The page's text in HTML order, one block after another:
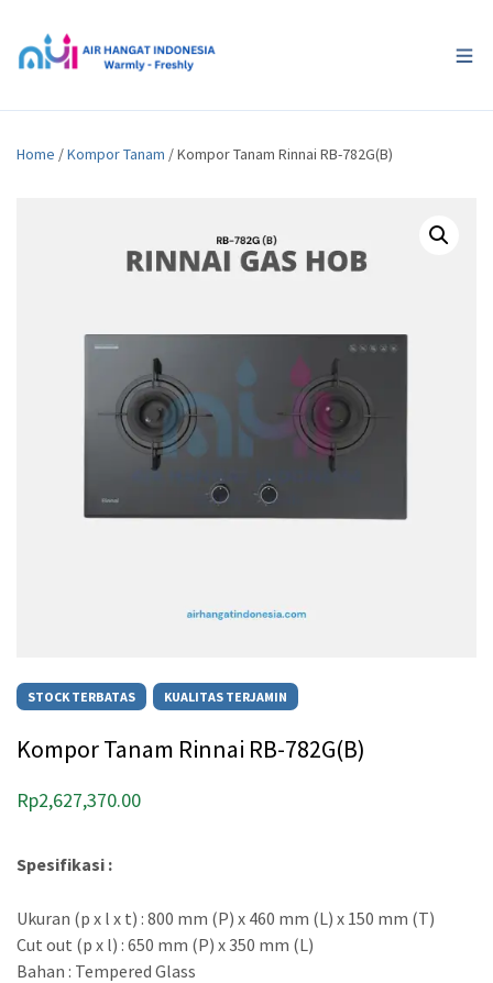
Home /Kompor Tanam / Kompor Tanam Rinnai RB-782G(B)
STOCK TERBATAS KUALITAS TERJAMIN
Kompor Tanam Rinnai RB-782G(B)
Rp2,627,370.00
Spesifikasi :
Ukuran (p x l x t) : 800 mm (P) x 460 mm (L) x 150 mm (T)
Cut out (p x l) : 650 mm (P) x 350 mm (L)
Bahan : Tempered Glass